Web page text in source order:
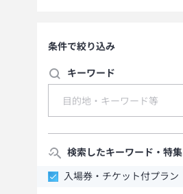
条件で絞り込み
キーワード
検索したキーワード・特集
入場券・チケット付プラン